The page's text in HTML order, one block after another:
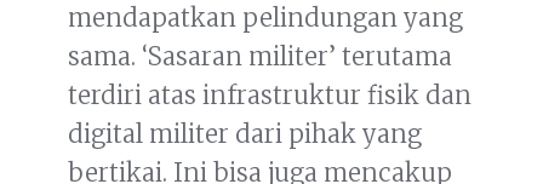
mendapatkan pelindungan yang
sama. ‘Sasaran militer’ terutama
terdiri atas infrastruktur fisik dan
digital militer dari pihak yang
bertikai. Ini bisa juga mencakup